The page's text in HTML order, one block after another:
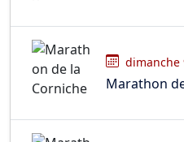
dimanche
Marathon